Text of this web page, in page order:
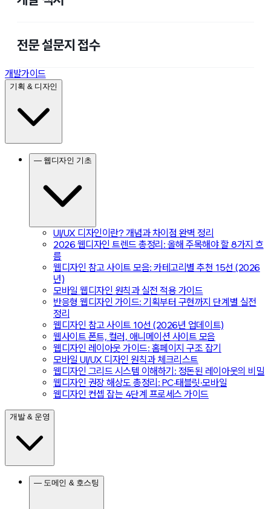
전문 설문지 접수
개발가이드
기획 & 디자인
— 웹디자인 기초
UI/UX 디자인이란? 개념과 차이점 완벽 정리
2026 웹디자인 트렌드 총정리: 올해 주목해야 할 8가지 흐
름
웹디자인 참고 사이트 모음: 카테고리별 추천 15선 (2026
년)
모바일 웹디자인 원칙과 실전 적용 가이드
반응형 웹디자인 가이드: 기획부터 구현까지 단계별 실전
정리
웹디자인 참고 사이트 10선 (2026년 업데이트)
웹사이트 폰트, 컬러, 애니메이션 사이트 모음
웹디자인 레이아웃 가이드: 홈페이지 구조 잡기
모바일 UI/UX 디자인 원칙과 체크리스트
웹디자인 그리드 시스템 이해하기: 정돈된 레이아웃의 비밀
웹디자인 권장 해상도 총정리: PC·태블릿·모바일
웹디자인 컨셉 잡는 4단계 프로세스 가이드
개발 & 운영
— 도메인 & 호스팅